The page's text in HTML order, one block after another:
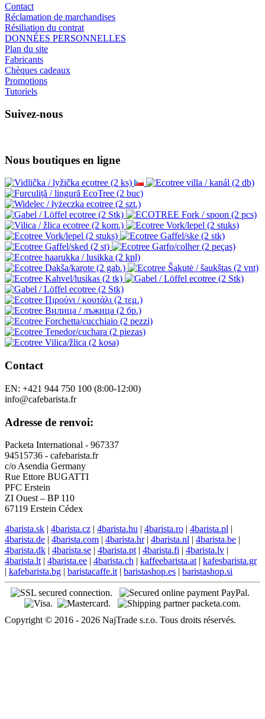
Contact
Réclamation de marchandises
Résiliation du contrat
DONNÉES PERSONNELLES
Plan du site
Fabricants
Chèques cadeaux
Promotions
Tutoriels
Suivez-nous
Nous boutiques en ligne
Contact
EN: +421 944 750 100 (8:00-12:00)
info@cafebarista.fr
Adresse de renvoi:
Packeta International - 967337
94515736 - cafebarista.fr
c/o Asendia Germany
Rue Ettore BUGATTI
PFC Erstein
ZI Ouest – BP 110
67119 Erstein Cédex
4barista.sk | 4barista.cz | 4barista.hu | 4barista.ro | 4barista.pl |
4barista.de | 4barista.com | 4barista.hr| 4barista.nl | 4barista.be |
4barista.dk | 4barista.se | 4barista.pt | 4barista.fi | 4barista.lv |
4barista.lt | 4barista.ee | 4barista.ch | kaffeebarista.at | kafesbarista.gr
| kafebarista.bg | baristacaffe.it | baristashop.es | baristashop.si
Copyright © 2016 - 2026 NajTrade s.r.o. Tous droits réservés.